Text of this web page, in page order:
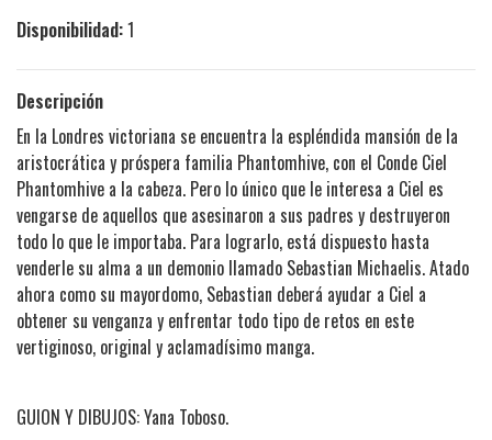
Disponibilidad:1
Descripción
En la Londres victoriana se encuentra la espléndida mansión de la
aristocrática y próspera familia Phantomhive, con el Conde Ciel
Phantomhive a la cabeza. Pero lo único que le interesa a Ciel es
vengarse de aquellos que asesinaron a sus padres y destruyeron
todo lo que le importaba. Para lograrlo, está dispuesto hasta
venderle su alma a un demonio llamado Sebastian Michaelis. Atado
ahora como su mayordomo, Sebastian deberá ayudar a Ciel a
obtener su venganza y enfrentar todo tipo de retos en este
vertiginoso, original y aclamadísimo manga.
GUION Y DIBUJOS: Yana Toboso.